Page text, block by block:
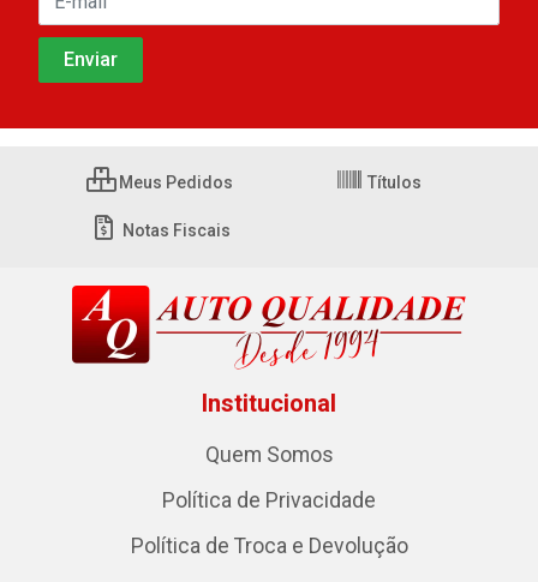
Meus Pedidos Títulos
Notas Fiscais
Institucional
Quem Somos
Política de Privacidade
Política de Troca e Devolução